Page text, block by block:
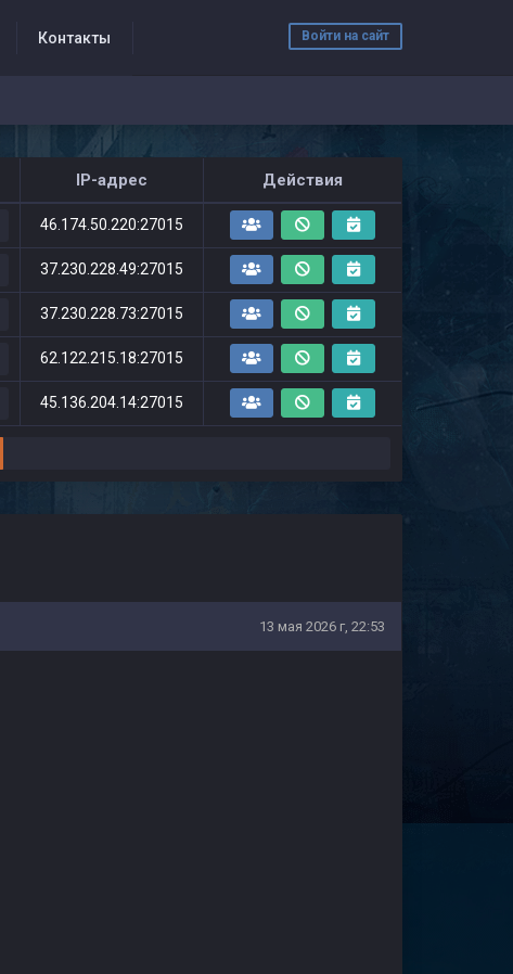
Войти на сайт
Контакты
IP-адрес Действия
46.174.50.220:27015
37.230.228.49:27015
37.230.228.73:27015
62.122.215.18:27015
45.136.204.14:27015
13 мая 2026 г, 22:53